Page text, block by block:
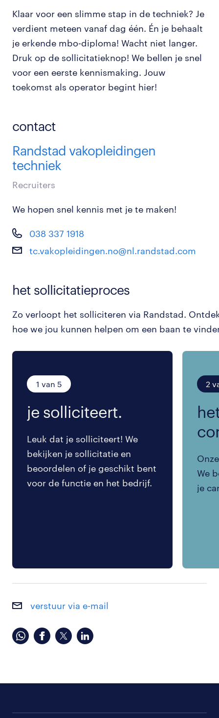
Klaar voor een slimme stap in de techniek? Je
verdient meteen vanaf dag één. Én je behaalt
je erkende mbo-diploma! Wacht niet langer.
Druk op de sollicitatieknop! We bellen je snel
voor een eerste kennismaking. Jouw
toekomst als operator begint hier!
contact
Randstad vakopleidingen
techniek
Recruiters
We hopen snel kennis met je te maken!
038 337 1918
tc.vakopleidingen.no@nl.randstad.com
het sollicitatieproces
Zo verloopt het solliciteren via Randstad.
hoe we jou kunnen helpen om een baan te
1 van 5
je solliciteert.
Leuk dat je solliciteert! We
bekijken je sollicitatie en
beoordelen of je geschikt bent
voor de functie en het bedrijf.
2
We
je
verstuur via e-mail